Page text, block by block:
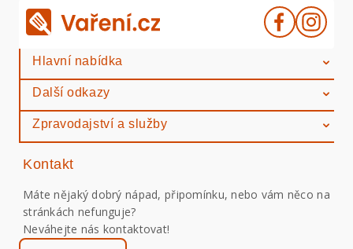
Hlavní nabídka
Další odkazy
Zpravodajství a služby
Kontakt
Máte nějaký dobrý nápad, připomínku, nebo vám něco na
stránkách nefunguje?
Neváhejte nás kontaktovat!